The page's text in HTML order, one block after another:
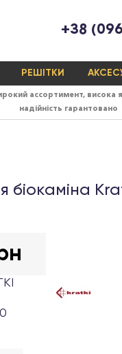
+38
РЕШІТКИ
ассортимент, висока
надійність гарантовано
біокаміна